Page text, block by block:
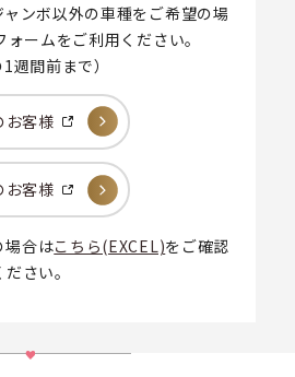
ンボ以外の車種をご希望の場
ームをご利用ください。
週間前まで）
お客様
お客様
場合はこちら(EXCEL)をご確認
ださい。